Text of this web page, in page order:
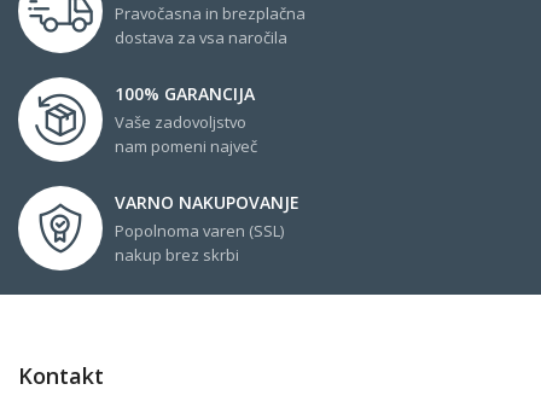
Pravočasna in brezplačna
dostava za vsa naročila
100% GARANCIJA
Vaše zadovoljstvo
nam pomeni največ
VARNO NAKUPOVANJE
Popolnoma varen (SSL)
nakup brez skrbi
Kontakt